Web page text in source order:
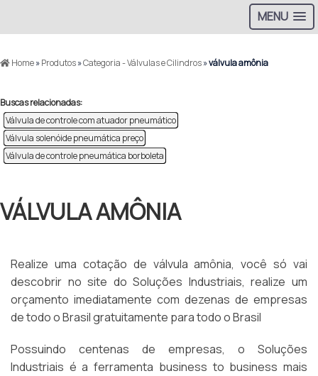
MENU
Home»Produtos»Categoria - Válvulas e Cilindros»válvula amônia
Buscas relacionadas:
Válvula de controle com atuador pneumático
Válvula solenóide pneumática preço
Válvula de controle pneumática borboleta
VÁLVULA AMÔNIA
Realize uma cotação de válvula amônia, você só vai
descobrir no site do Soluções Industriais, realize um
orçamento imediatamente com dezenas de empresas
de todo o Brasil gratuitamente para todo o Brasil
Possuindo centenas de empresas, o Soluções
Industriais é a ferramenta business to business mais